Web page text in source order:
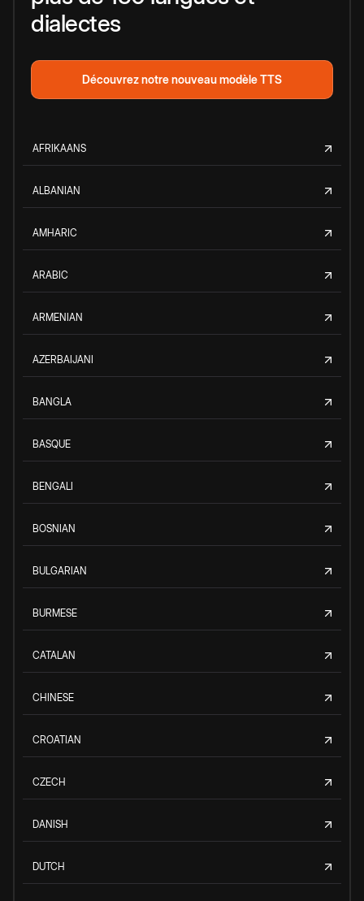
dialectes
Découvrez notre nouveau modèle TTS
AFRIKAANS
ALBANIAN
AMHARIC
ARABIC
ARMENIAN
AZERBAIJANI
BANGLA
BASQUE
BENGALI
BOSNIAN
BULGARIAN
BURMESE
CATALAN
CHINESE
CROATIAN
CZECH
DANISH
DUTCH